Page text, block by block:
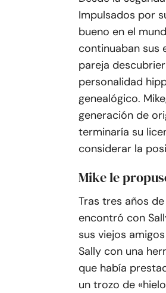
Impulsados por
bueno en el
continuaban sus
pareja
personalidad
genealógico.
generación de
terminaría su
considerar la
Mike le
Tras tres años
encontró con
sus viejos
Sally con una
que había
un trozo de